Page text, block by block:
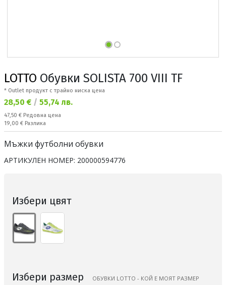
LOTTO Обувки SOLISTA 700 VIII TF
* Outlet продукт с трайно ниска цена
Текуща цена:
28,50 € / 55,74 лв.
Редовна цена:
47,50 € Редовна цена
Спестявате:
19,00 € Разлика
Мъжки футболни обувки
АРТИКУЛЕН НОМЕР: 200000594776
Избери цвят
Избери размер ОБУВКИ LOTTO - КОЙ Е МОЯТ РАЗМЕР